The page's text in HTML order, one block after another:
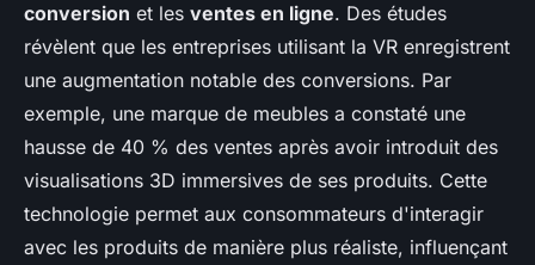
conversion et les ventes en ligne. Des études
révèlent que les entreprises utilisant la VR enregistrent
une augmentation notable des conversions. Par
exemple, une marque de meubles a constaté une
hausse de 40 % des ventes après avoir introduit des
visualisations 3D immersives de ses produits. Cette
technologie permet aux consommateurs d'interagir
avec les produits de manière plus réaliste, influençant